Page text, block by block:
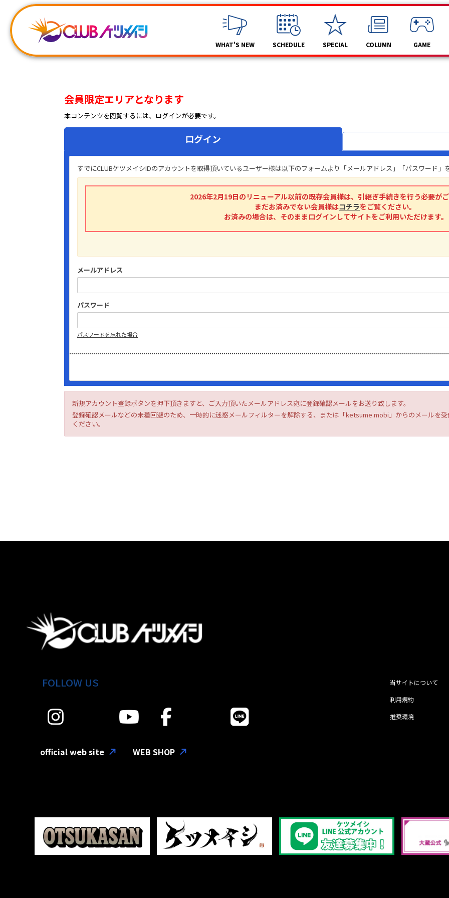
WHAT'S NEW SCHEDULE SPECIAL COLUMN GAME
会員限定エリアとなります
本コンテンツを閲覧するには、ログインが必要です。
ログイン
すでにCLUBケツメイシIDのアカウントを取得頂いているユーザー様は以下のフォームより「メールアドレス」「パスワード」
2026年2月19日のリニューアル以前の既存会員様は、引継ぎ手続きを行う必要がご
まだお済みでない会員様はコチラをご覧ください。
お済みの場合は、そのままログインしてサイトをご利用いただけます。
メールアドレス
パスワード
パスワードを忘れた場合
新規アカウント登録ボタンを押下頂きますと、ご入力頂いたメールアドレス宛に登録確認メールをお送り致します。
登録確認メールなどの未着回避のため、一時的に迷惑メールフィルターを解除する、または「ketsume.mobi」からのメールを
ください。
FOLLOW US
official web site WEB SHOP
当サイトについて
利用規約
推奨環境